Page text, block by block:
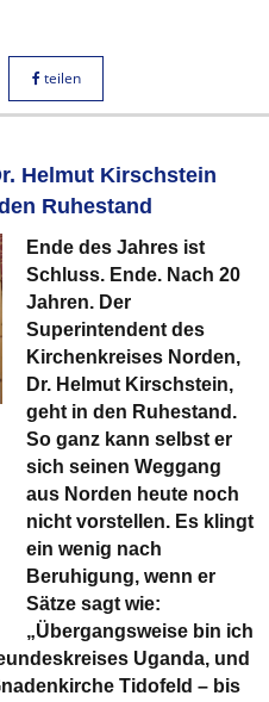
teilen
Helmut Kirschstein
Ruhestand
Ende des Jahres ist
Schluss. Ende. Nach 20
Jahren. Der
Superintendent des
Kirchenkreises Norden,
Dr. Helmut Kirschstein,
geht in den Ruhestand.
So ganz kann selbst er
sich seinen Weggang
aus Norden heute noch
nicht vorstellen. Es klingt
ein wenig nach
Beruhigung, wenn er
Sätze sagt wie:
„Übergangsweise bin ich
Uganda, und
Tidofeld – bis